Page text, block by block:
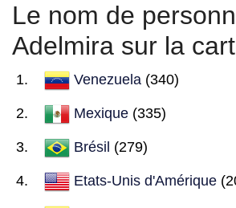
Le nom de
Adelmira sur la
Venezuela (340)
Mexique (335)
Brésil (279)
Etats-Unis d'Amérique